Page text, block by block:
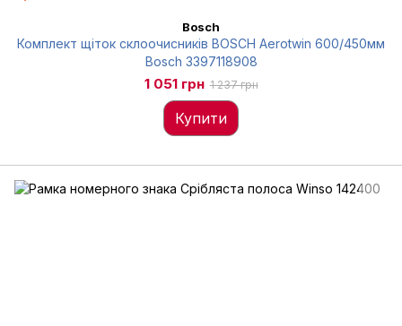
Bosch
Комплект щіток склоочисників BOSCH Aerotwin 600/450мм
Bosch 3397118908
1 051 грн 1 237 грн
Купити